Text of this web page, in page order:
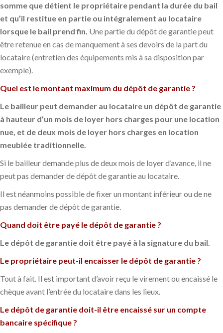
somme que détient le propriétaire pendant la durée du bail
et qu’il restitue en partie ou intégralement au locataire
lorsque le bail prend fin. Une partie du dépôt de garantie peut
être retenue en cas de manquement à ses devoirs de la part du
locataire (entretien des équipements mis à sa disposition par
exemple).
Quel est le montant maximum du dépôt de garantie ?
Le bailleur peut demander au locataire un dépôt de garantie
à hauteur d’un mois de loyer hors charges pour une location
nue, et de deux mois de loyer hors charges en location
meublée traditionnelle.
Si le bailleur demande plus de deux mois de loyer d’avance, il ne
peut pas demander de dépôt de garantie au locataire.
Il est néanmoins possible de fixer un montant inférieur ou de ne
pas demander de dépôt de garantie.
Quand doit être payé le dépôt de garantie ?
Le dépôt de garantie doit être payé à la signature du bail.
Le propriétaire peut-il encaisser le dépôt de garantie ?
Tout à fait. Il est important d’avoir reçu le virement ou encaissé le
chèque avant l’entrée du locataire dans les lieux.
Le dépôt de garantie doit-il être encaissé sur un compte
bancaire spécifique ?